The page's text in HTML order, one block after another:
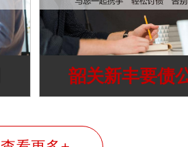
韶关新丰要债